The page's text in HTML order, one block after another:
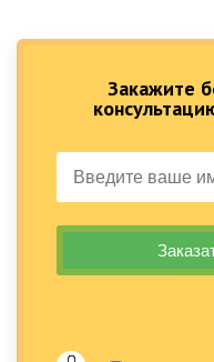
Закажите